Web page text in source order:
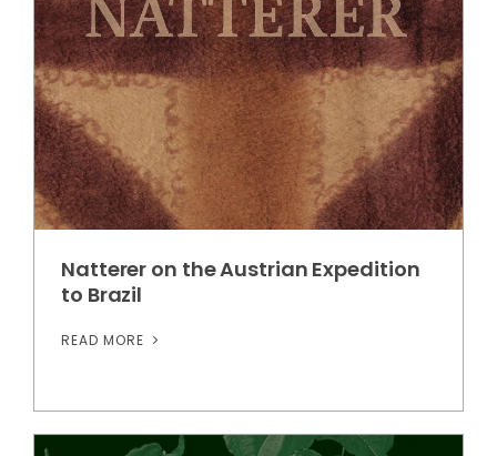
Natterer on the Austrian Expedition
to Brazil
READ MORE